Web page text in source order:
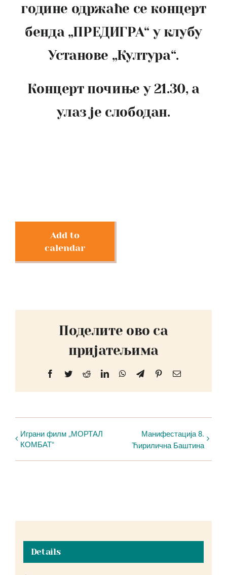
године одржаће се концерт
бенда „ПРЕДИГРА“ у клубу
Установе „Култура“.
Концерт почиње у 21.30, а
улаз је слободан.
Add to
calendar
Поделите ово са
пријатељима
Facebook
TwitterRedditLinkedInWhatsApp
TelegramPinterestEmail
Играни филм „МОРТАЛ
КОМБАТ“
Манифестација 8.
Ћирилична Баштина
Details